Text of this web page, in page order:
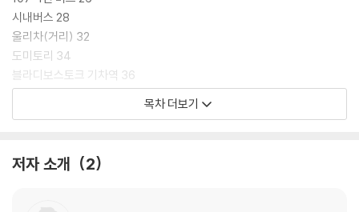
시내버스 28
울리차(거리) 32
도미토리 34
블라디보스토크 기차역 36
아자마르 아저씨와 니키타 48
목차 더보기
저자 소개 2